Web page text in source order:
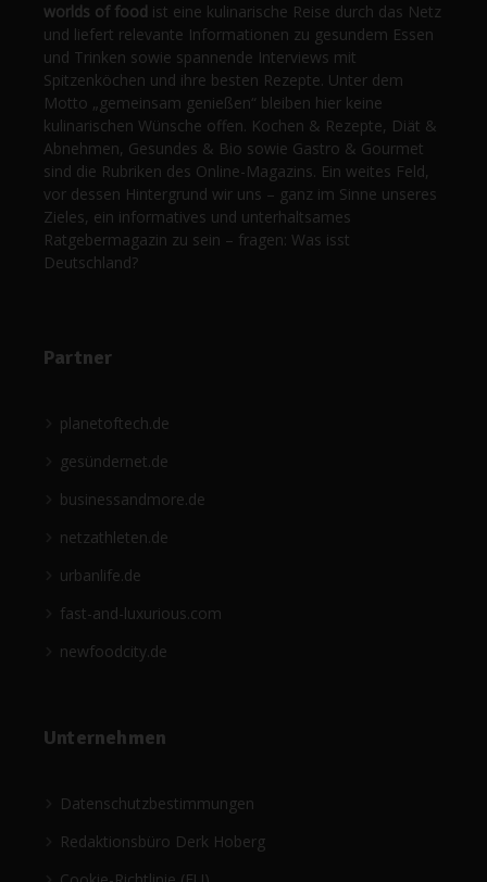
worlds of food ist eine kulinarische Reise durch das Netz
und liefert relevante Informationen zu gesundem Essen
und Trinken sowie spannende Interviews mit
Spitzenköchen und ihre besten Rezepte. Unter dem
Motto „gemeinsam genießen“ bleiben hier keine
kulinarischen Wünsche offen. Kochen & Rezepte, Diät &
Abnehmen, Gesundes & Bio sowie Gastro & Gourmet
sind die Rubriken des Online-Magazins. Ein weites Feld,
vor dessen Hintergrund wir uns – ganz im Sinne unseres
Zieles, ein informatives und unterhaltsames
Ratgebermagazin zu sein – fragen: Was isst
Deutschland?
Partner
planetoftech.de
gesündernet.de
businessandmore.de
netzathleten.de
urbanlife.de
fast-and-luxurious.com
newfoodcity.de
Unternehmen
Datenschutzbestimmungen
Redaktionsbüro Derk Hoberg